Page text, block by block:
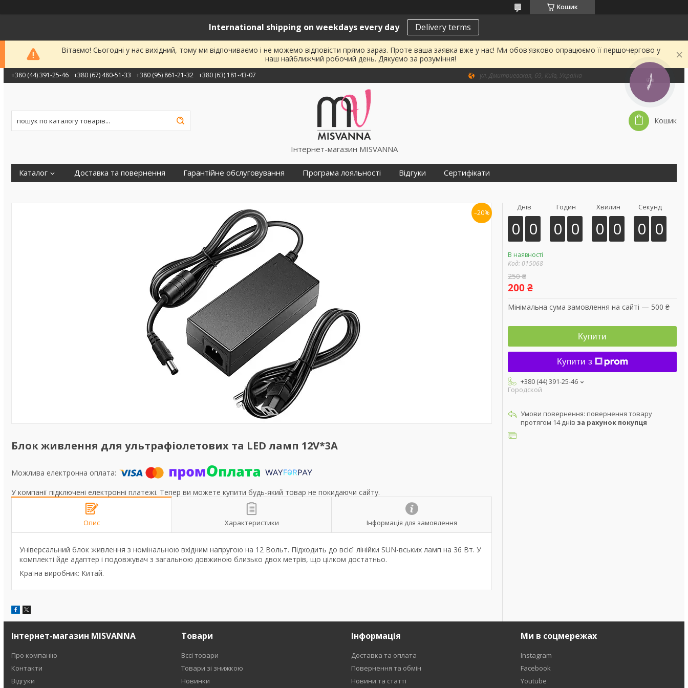
Кошик
International shipping on weekdays every day Delivery terms
Вітаємо! Сьогодні у нас вихідний, тому ми відпочиваємо і не можемо відповісти прямо зараз. Проте ваша заявка вже у нас! Ми обов'язково опрацюємо її першочергово у
наш найближчий робочий день. Дякуємо за розуміння!
+380 (44) 391-25-46 +380 (67) 480-51-33 +380 (95) 861-21-32 +380 (63) 181-43-07 ул. Дмитриевская, 69, Київ, Україна
Інтернет-магазин MISVANNA
Кошик
Каталог Доставка та повернення Гарантійне обслуговування Програма лояльності Відгуки Сертифікати
–20%
Блок живлення для ультрафіолетових та LED ламп 12V*3A
У компанії підключені електронні платежі. Тепер ви можете купити будь-який товар не покидаючи сайту.
Опис Характеристики Інформація для замовлення
Універсальний блок живлення з номінальною вхідним напругою на 12 Вольт. Підходить до всієї лінійки SUN-вських ламп на 36 Вт. У
комплекті йде адаптер і подовжувач з загальною довжиною близько двох метрів, що цілком достатньо.
Країна виробник: Китай.
Днів
0 0
Годин
0 0
Хвилин
0 0
Секунд
0 0
В наявності
Код: 015068
250 ₴
200 ₴
Мінімальна сума замовлення на сайті — 500 ₴
Купити
Купити з
+380 (44) 391-25-46
Городской
повернення товару
протягом 14 днів за рахунок покупця
Інтернет-магазин MISVANNA
Про компанію
Контакти
Відгуки
Товари
Вссі товари
Товари зі знижкою
Новинки
Інформація
Доставка та оплата
Повернення та обмін
Новини та статті
Ми в соцмережах
Instagram
Facebook
Youtube
КНОПКА
ЗВ'ЯЗКУ